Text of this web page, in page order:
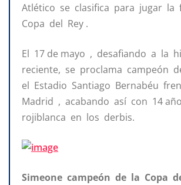
Atlético se clasifica para jugar la
Copa del Rey .
El 17 de mayo , desafiando a la
reciente, se proclama campeón
el Estadio Santiago Bernabéu
Madrid , acabando así con 14
rojiblanca en los derbis.
Simeone campeón de la Copa